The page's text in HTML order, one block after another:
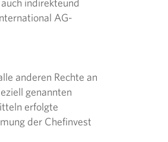
indirekteund
AG-
anderen Rechte an
genannten
erfolgte
der Chefinvest